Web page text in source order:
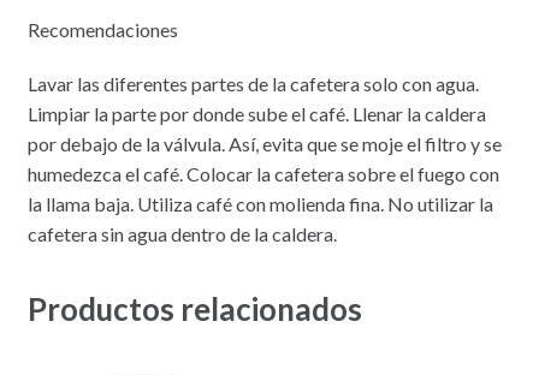
Recomendaciones
Lavar las diferentes partes de la cafetera solo con agua.
Limpiar la parte por donde sube el café. Llenar la caldera
por debajo de la válvula. Así, evita que se moje el filtro y se
humedezca el café. Colocar la cafetera sobre el fuego con
la llama baja. Utiliza café con molienda fina. No utilizar la
cafetera sin agua dentro de la caldera.
Productos relacionados